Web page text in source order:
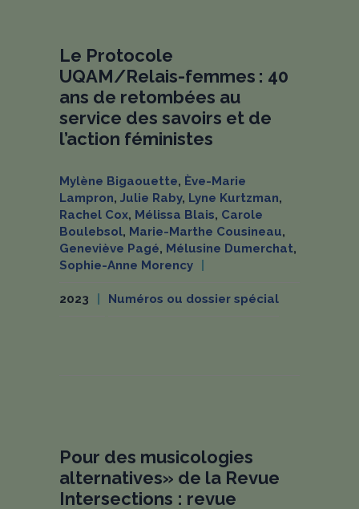
Le Protocole
UQAM/Relais-femmes : 40
ans de retombées au
service des savoirs et de
l’action féministes
Mylène Bigaouette, Ève-Marie
Lampron, Julie Raby, Lyne Kurtzman,
Rachel Cox, Mélissa Blais, Carole
Boulebsol, Marie-Marthe Cousineau,
Geneviève Pagé, Mélusine Dumerchat,
Sophie-Anne Morency
2023 Numéros ou dossier spécial
Pour des musicologies
alternatives» de la Revue
Intersections : revue